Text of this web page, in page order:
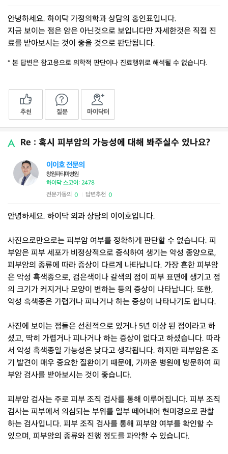
안녕하세요. 하이닥 가정의학과 상담의 홍인표입니다.
지금 보이는 점은 암은 아닌것으로 보입니다만 자세한것은 직접 진
료를 받아보시는 것이 좋을 것으로 판단됩니다.
* 본 답변은 참고용으로 의학적 판단이나 진료행위로 해석될 수 없습니다.
추천 질문 마이닥터
Re : 혹시 피부암의 가능성에 대해 봐주실수 있나요?
이이호 전문의
창원파티마병원
하이닥 스코어: 2478
전문가동의 0 답변추천 0
안녕하세요. 하이닥 외과 상담의 이이호입니다.
사진으로만으로는 피부암 여부를 정확하게 판단할 수 없습니다. 피
부암은 피부 세포가 비정상적으로 증식하여 생기는 악성 종양으로,
피부암의 종류에 따라 증상이 다르게 나타납니다. 가장 흔한 피부암
은 악성 흑색종으로, 검은색이나 갈색의 점이 피부 표면에 생기고 점
의 크기가 커지거나 모양이 변하는 등의 증상이 나타납니다. 또한,
악성 흑색종은 가렵거나 피나거나 하는 증상이 나타나기도 합니다.
사진에 보이는 점들은 선천적으로 있거나 5년 이상 된 점이라고 하
셨고, 딱히 가렵거나 피나거나 하는 증상이 없다고 하셨습니다. 따라
서 악성 흑색종일 가능성은 낮다고 생각됩니다. 하지만 피부암은 조
기 발견이 매우 중요한 질환이기 때문에, 가까운 병원에 방문하여 피
부암 검사를 받아보시는 것이 좋습니다.
피부암 검사는 주로 피부 조직 검사를 통해 이루어집니다. 피부 조직
검사는 피부에서 의심되는 부위를 일부 떼어내어 현미경으로 관찰
하는 검사입니다. 피부 조직 검사를 통해 피부암 여부를 확인할 수
있으며, 피부암의 종류와 진행 정도를 파악할 수 있습니다.